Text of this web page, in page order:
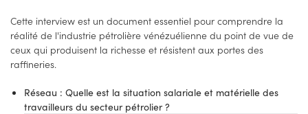
Cette interview est un document essentiel pour comprendre la
réalité de l'industrie pétrolière vénézuélienne du point de vue de
ceux qui produisent la richesse et résistent aux portes des
raffineries.
Réseau : Quelle est la situation salariale et matérielle des
travailleurs du secteur pétrolier ?